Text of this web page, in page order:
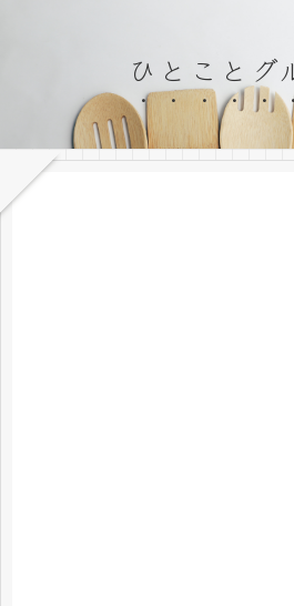
ひとことグ